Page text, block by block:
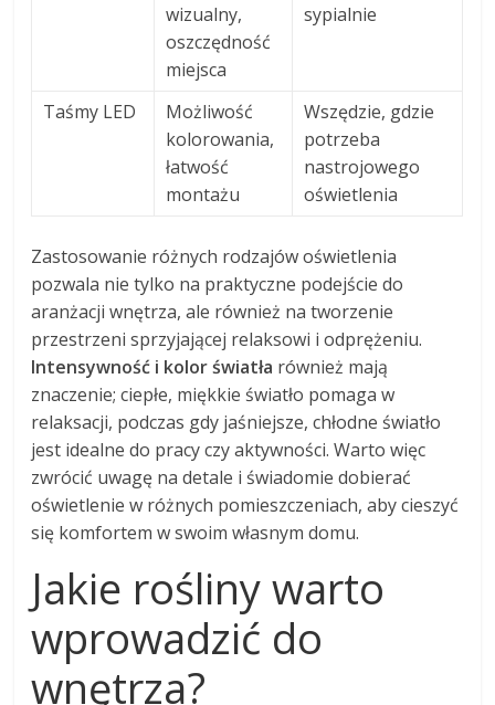
wizualny,
oszczędność
miejsca
sypialnie
Taśmy LED
Możliwość
kolorowania,
łatwość
montażu
Wszędzie, gdzie
potrzeba
nastrojowego
oświetlenia
Zastosowanie różnych rodzajów oświetlenia
pozwala nie tylko na praktyczne podejście do
aranżacji wnętrza, ale również na tworzenie
przestrzeni sprzyjającej relaksowi i odprężeniu.
Intensywność i kolor światła również mają
znaczenie; ciepłe, miękkie światło pomaga w
relaksacji, podczas gdy jaśniejsze, chłodne światło
jest idealne do pracy czy aktywności. Warto więc
zwrócić uwagę na detale i świadomie dobierać
oświetlenie w różnych pomieszczeniach, aby cieszyć
się komfortem w swoim własnym domu.
Jakie rośliny warto
wprowadzić do
wnętrza?